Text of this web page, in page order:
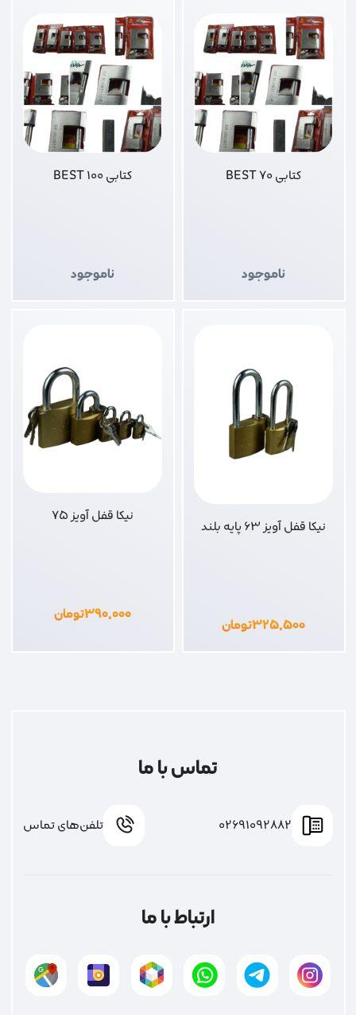
کتابی 70 BEST
ناموجود
کتابی 100 BEST
ناموجود
نیکا قفل آویز 63 پایه بلند
۳۲۵,۵۰۰تومان
نیکا قفل آویز 75
۳۹۰,۰۰۰تومان
تماس با ما
02691092882 تلفن‌های تماس
ارتباط با ما